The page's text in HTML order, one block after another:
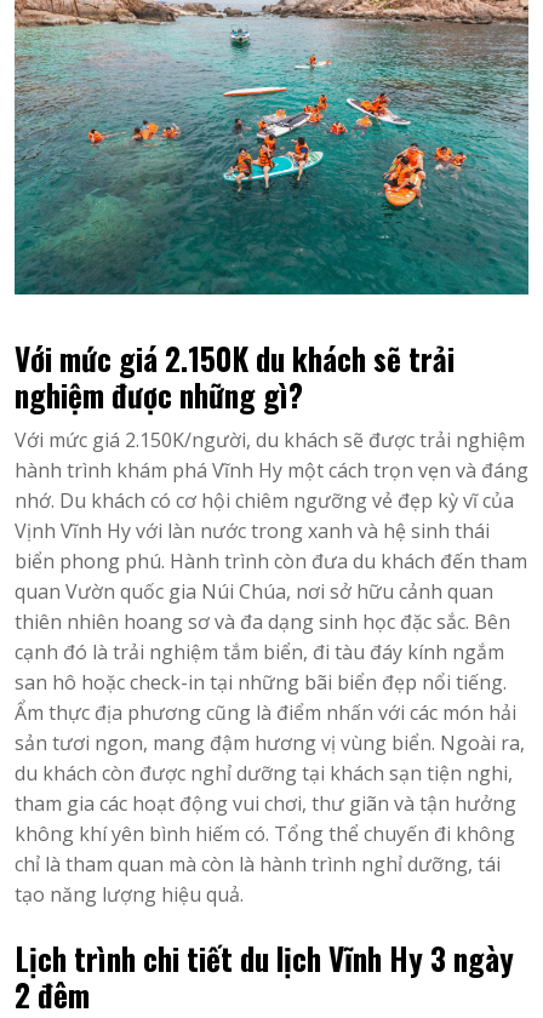
Với mức giá 2.150K du khách sẽ trải
nghiệm được những gì?
Với mức giá 2.150K/người, du khách sẽ được trải nghiệm
hành trình khám phá Vĩnh Hy một cách trọn vẹn và đáng
nhớ. Du khách có cơ hội chiêm ngưỡng vẻ đẹp kỳ vĩ của
Vịnh Vĩnh Hy với làn nước trong xanh và hệ sinh thái
biển phong phú. Hành trình còn đưa du khách đến tham
quan Vườn quốc gia Núi Chúa, nơi sở hữu cảnh quan
thiên nhiên hoang sơ và đa dạng sinh học đặc sắc. Bên
cạnh đó là trải nghiệm tắm biển, đi tàu đáy kính ngắm
san hô hoặc check-in tại những bãi biển đẹp nổi tiếng.
Ẩm thực địa phương cũng là điểm nhấn với các món hải
sản tươi ngon, mang đậm hương vị vùng biển. Ngoài ra,
du khách còn được nghỉ dưỡng tại khách sạn tiện nghi,
tham gia các hoạt động vui chơi, thư giãn và tận hưởng
không khí yên bình hiếm có. Tổng thể chuyến đi không
chỉ là tham quan mà còn là hành trình nghỉ dưỡng, tái
tạo năng lượng hiệu quả.
Lịch trình chi tiết du lịch Vĩnh Hy 3 ngày
2 đêm